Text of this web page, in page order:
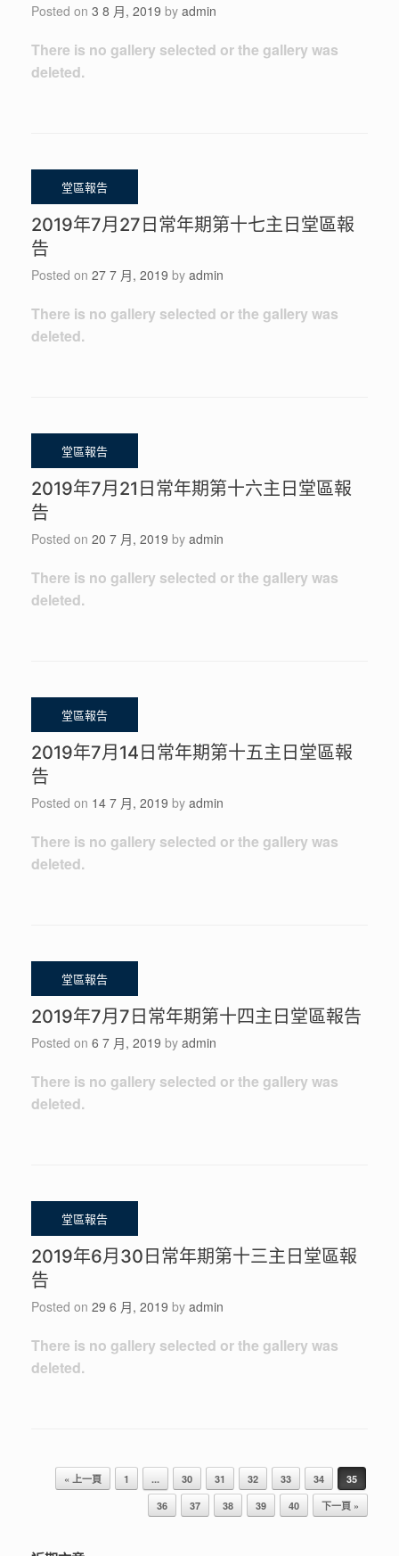
Posted on 3 8 月, 2019 by admin
There is no gallery selected or the gallery was
deleted.
2019年7月27日常年期第十七主日堂區報
告
Posted on 27 7 月, 2019 by admin
There is no gallery selected or the gallery was
deleted.
2019年7月21日常年期第十六主日堂區報
告
Posted on 20 7 月, 2019 by admin
There is no gallery selected or the gallery was
deleted.
2019年7月14日常年期第十五主日堂區報
告
Posted on 14 7 月, 2019 by admin
There is no gallery selected or the gallery was
deleted.
2019年7月7日常年期第十四主日堂區報告
Posted on 6 7 月, 2019 by admin
There is no gallery selected or the gallery was
deleted.
2019年6月30日常年期第十三主日堂區報
告
Posted on 29 6 月, 2019 by admin
There is no gallery selected or the gallery was
deleted.
Post navigation
« 上一頁 1 ... 30 31 32 33 34
35
36
37 38 39 40 下一頁 »